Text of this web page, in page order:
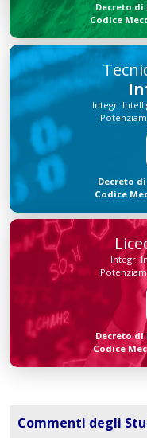
Decreto di
Codice
Integr.
Decreto
Codice
Integr.
Decreto di
Codice
Commenti degli